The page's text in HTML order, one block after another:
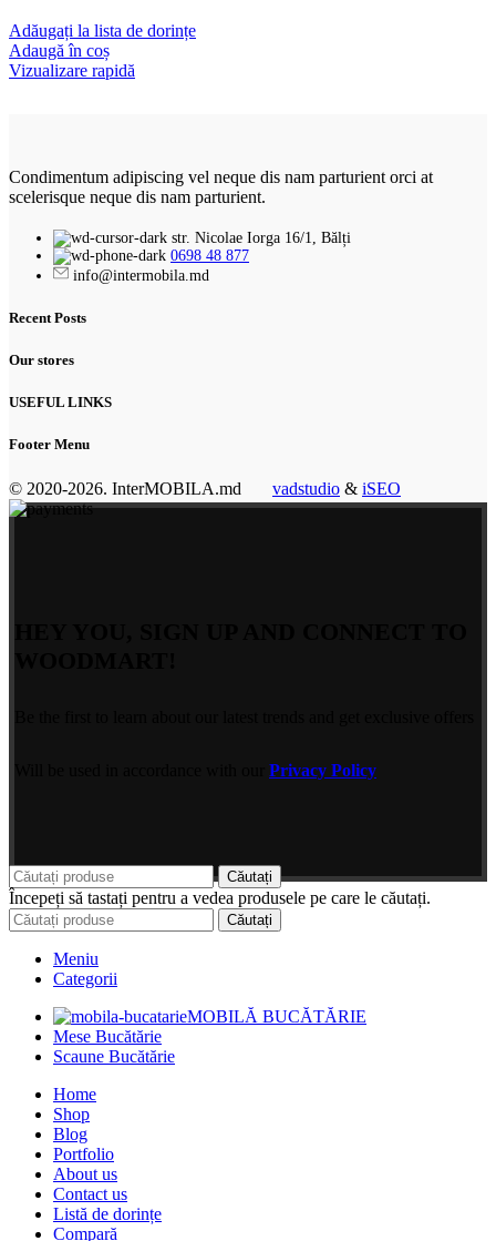
Adăugați la lista de dorințe
Adaugă în coș
Vizualizare rapidă
Condimentum adipiscing vel neque dis nam parturient orci at
scelerisque neque dis nam parturient.
str. Nicolae Iorga 16/1, Bălți
0698 48 877
info@intermobila.md
Recent Posts
Our stores
USEFUL LINKS
Footer Menu
© 2020-2026. InterMOBILA.md vadstudio & iSEO
Privacy Policy
Căutați
Începeți să tastați pentru a vedea produsele pe care le căutați.
Căutați
Meniu
Categorii
MOBILĂ BUCĂTĂRIE
Mese Bucătărie
Scaune Bucătărie
Home
Shop
Blog
Portfolio
About us
Contact us
Listă de dorințe
Compară